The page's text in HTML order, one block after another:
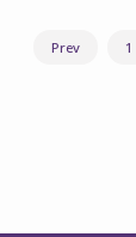
Prev 1